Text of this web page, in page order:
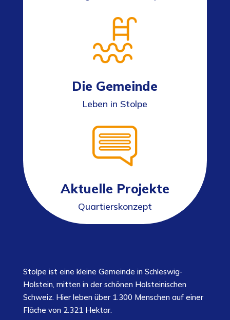
Die Gemeinde
Leben in Stolpe
Aktuelle Projekte
Quartierskonzept
Stolpe ist eine kleine Gemeinde in Schleswig-
Holstein, mitten in der schönen Holsteinischen
Schweiz. Hier leben über 1.300 Menschen auf einer
Fläche von 2.321 Hektar.